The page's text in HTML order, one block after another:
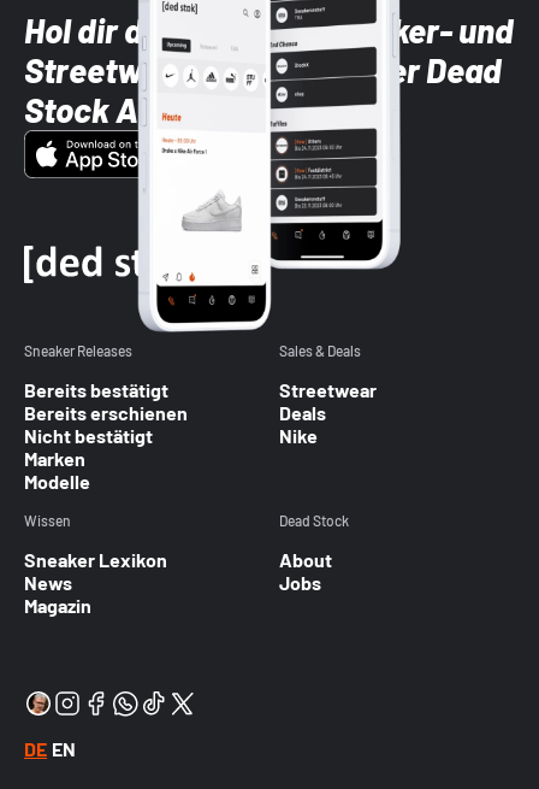
Hol dir die neuesten Sneaker- und
Streetwear-Brands mit der Dead
Stock App
Sneaker Releases
Bereits bestätigt
Bereits erschienen
Nicht bestätigt
Marken
Modelle
Sales & Deals
Streetwear
Deals
Nike
Wissen
Sneaker Lexikon
News
Magazin
Dead Stock
About
Jobs
DE EN